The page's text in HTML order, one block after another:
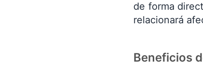
de forma
relacionará
Beneficios